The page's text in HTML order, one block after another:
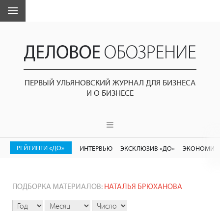
ПЕРВЫЙ УЛЬЯНОВСКИЙ ЖУРНАЛ ДЛЯ БИЗНЕСА
И О БИЗНЕСЕ
РЕЙТИНГИ «ДО» ИНТЕРВЬЮ ЭКСКЛЮЗИВ «ДО»
ПОДБОРКА МАТЕРИАЛОВ: НАТАЛЬЯ БРЮХАНОВА